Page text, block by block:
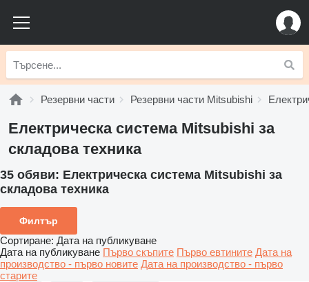
Резервни части Резервни части Mitsubishi
Електрическа система Mitsubishi за
складова техника
35 обяви: Електрическа система Mitsubishi за
складова техника
Филтър
Сортиране: Дата на публикуване
Дата на публикуване Първо скъпите Първо евтините Дата на
производство - първо новите Дата на производство - първо
старите